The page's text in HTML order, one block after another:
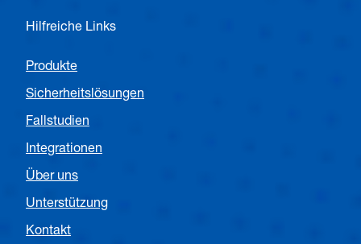
Hilfreiche Links
Produkte
Sicherheitslösungen
Fallstudien
Integrationen
Über uns
Unterstützung
Kontakt